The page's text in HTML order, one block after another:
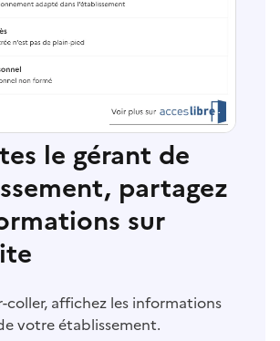
le gérant de
partagez
sur
coller, affichez les informations
votre établissement.